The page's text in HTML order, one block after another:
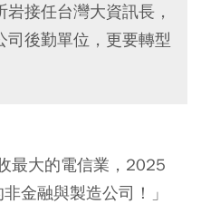
接任台灣大資訊長，
後勤單位，更要轉型
最大的電信業，2025
金融與製造公司！」